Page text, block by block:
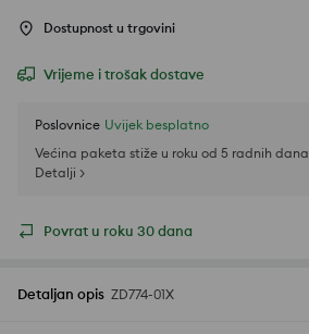
Dostupnost u trgovini
Vrijeme i trošak dostave
Poslovnice Uvijek besplatno
Većina paketa stiže u roku od 5 radnih dana
Detalji >
Povrat u roku 30 dana
Detaljan opis ZD774-01X